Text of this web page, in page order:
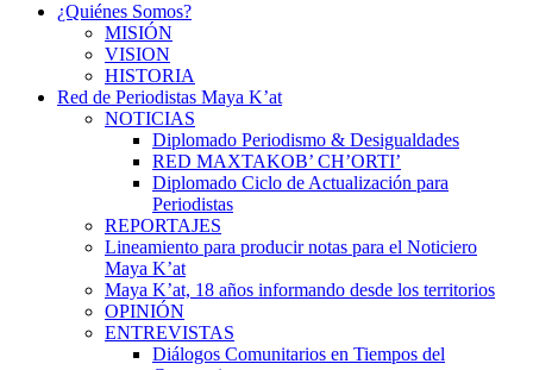
¿Quiénes Somos?
MISIÓN
VISION
HISTORIA
Red de Periodistas Maya K’at
NOTICIAS
Diplomado Periodismo & Desigualdades
RED MAXTAKOB’ CH’ORTI’
Diplomado Ciclo de Actualización para
Periodistas
REPORTAJES
Lineamiento para producir notas para el Noticiero
Maya K’at
Maya K’at, 18 años informando desde los territorios
OPINIÓN
ENTREVISTAS
Diálogos Comunitarios en Tiempos del